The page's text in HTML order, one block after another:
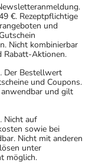
€. Rezeptpflichtige
und
Nicht kombinierbar
Rabatt-Aktionen.
Der Bestellwert
und Coupons.
und gilt
Nicht auf
sowie bei
Nicht mit anderen
unter
möglich.